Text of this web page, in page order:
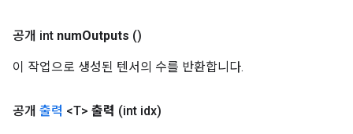
공개 int numOutputs ()
이 작업으로 생성된 텐서의 수를 반환합니다.
공개 출력 <T> 출력 (int idx)